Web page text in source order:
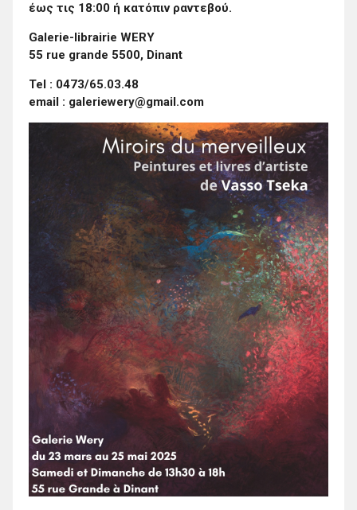
έως τις 18:00 ή κατόπιν ραντεβού.
Galerie-librairie WERY
55 rue grande 5500, Dinant
Tel : 0473/65.03.48
email : galeriewery@gmail.com